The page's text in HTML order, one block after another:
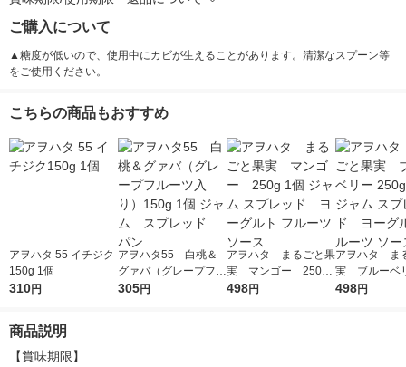
ご購入について
▲糖度が低いので、使用中にカビが生えることがあります。清潔なスプーン等
をご使用ください。
こちらの商品もおすすめ
アヲハタ 55 イチジク
150g 1個
310円
アヲハタ55 白桃＆
グァバ（グレープフル
ーツ入り）150g 1個
305円
アヲハタ まるごと果
実 マンゴー 250g
1個 ジャム スプレッ
498円
アヲハタ ま
実 ブルーベ
g 1個 ジャム
498円
商品説明
【賞味期限】